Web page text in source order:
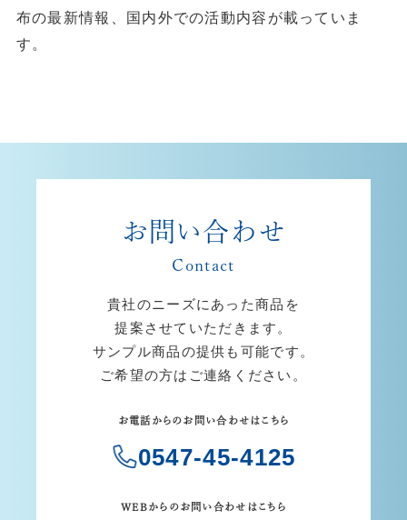
布の最新情報、国内外での活動内容が載っていま
す。
お問い合わせ
Contact
貴社のニーズにあった商品を
提案させていただきます。
サンプル商品の提供も可能です。
ご希望の方はご連絡ください。
お電話からのお問い合わせはこちら
0547-45-4125
WEBからのお問い合わせはこちら